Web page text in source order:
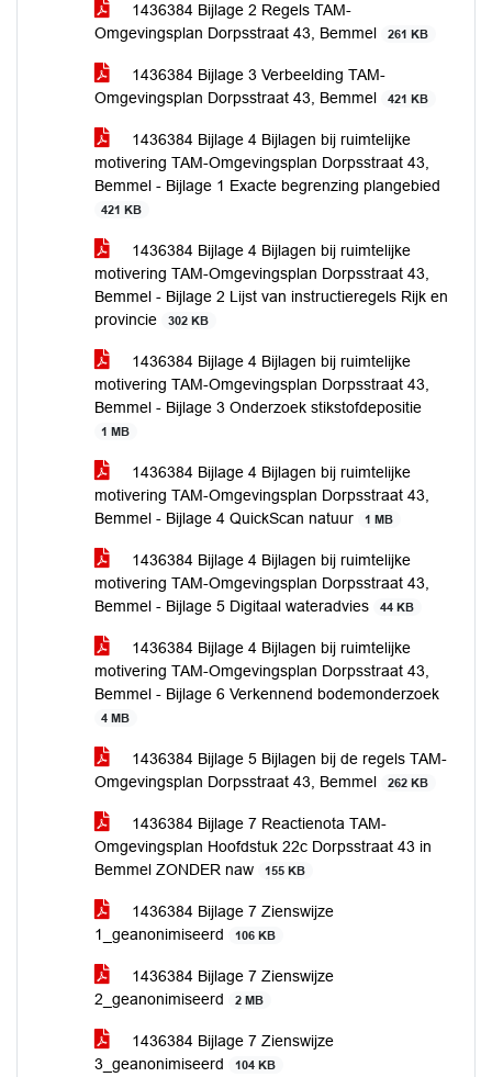
1436384 Bijlage 2 Regels TAM-
Omgevingsplan Dorpsstraat 43, Bemmel
261 KB
1436384 Bijlage 3 Verbeelding TAM-
Omgevingsplan Dorpsstraat 43, Bemmel
421 KB
1436384 Bijlage 4 Bijlagen bij ruimtelijke
motivering TAM-Omgevingsplan Dorpsstraat 43,
Bemmel - Bijlage 1 Exacte begrenzing plangebied
421 KB
1436384 Bijlage 4 Bijlagen bij ruimtelijke
motivering TAM-Omgevingsplan Dorpsstraat 43,
Bemmel - Bijlage 2 Lijst van instructieregels Rijk en
provincie
302 KB
1436384 Bijlage 4 Bijlagen bij ruimtelijke
motivering TAM-Omgevingsplan Dorpsstraat 43,
Bemmel - Bijlage 3 Onderzoek stikstofdepositie
1 MB
1436384 Bijlage 4 Bijlagen bij ruimtelijke
motivering TAM-Omgevingsplan Dorpsstraat 43,
Bemmel - Bijlage 4 QuickScan natuur
1 MB
1436384 Bijlage 4 Bijlagen bij ruimtelijke
motivering TAM-Omgevingsplan Dorpsstraat 43,
Bemmel - Bijlage 5 Digitaal wateradvies
44 KB
1436384 Bijlage 4 Bijlagen bij ruimtelijke
motivering TAM-Omgevingsplan Dorpsstraat 43,
Bemmel - Bijlage 6 Verkennend bodemonderzoek
4 MB
1436384 Bijlage 5 Bijlagen bij de regels TAM-
Omgevingsplan Dorpsstraat 43, Bemmel
262 KB
1436384 Bijlage 7 Reactienota TAM-
Omgevingsplan Hoofdstuk 22c Dorpsstraat 43 in
Bemmel ZONDER naw
155 KB
1436384 Bijlage 7 Zienswijze
1_geanonimiseerd
106 KB
1436384 Bijlage 7 Zienswijze
2_geanonimiseerd
2 MB
1436384 Bijlage 7 Zienswijze
3_geanonimiseerd
104 KB